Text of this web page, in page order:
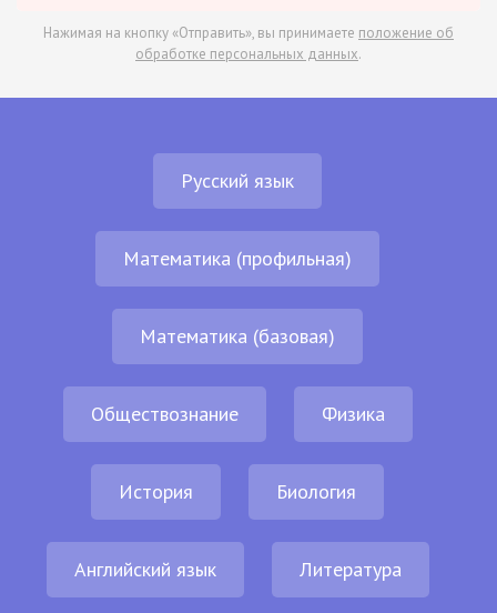
Нажимая на кнопку «Отправить», вы принимаете положение об
обработке персональных данных.
Русский язык
Математика (профильная)
Математика (базовая)
Обществознание Физика
История Биология
Английский язык Литература